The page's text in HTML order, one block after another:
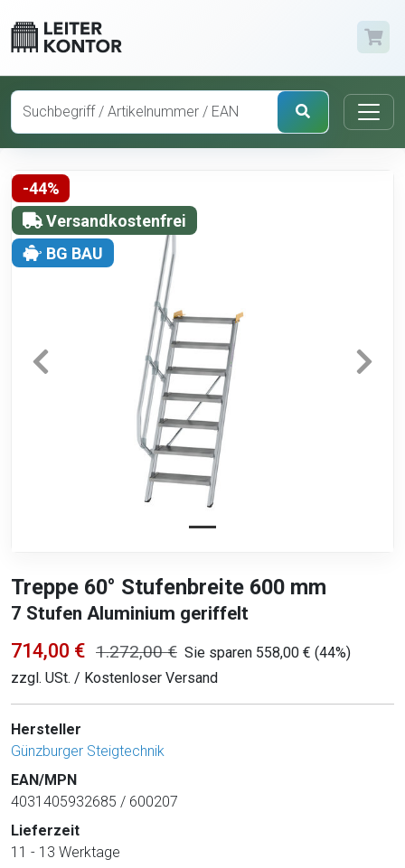
-44%
Versandkostenfrei
BG BAU
Treppe 60° Stufenbreite 600 mm
7 Stufen Aluminium geriffelt
714,00 € 1.272,00 € Sie sparen 558,00 € (44%)
zzgl. USt. / Kostenloser Versand
Hersteller
Günzburger Steigtechnik
EAN/MPN
4031405932685 / 600207
Lieferzeit
11 - 13 Werktage